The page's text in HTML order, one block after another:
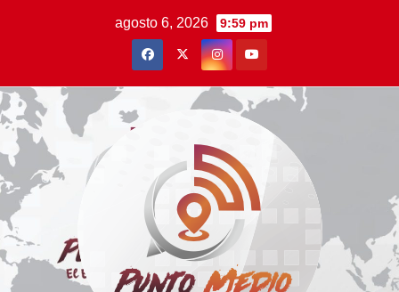
agosto 6, 2026 9:59 pm